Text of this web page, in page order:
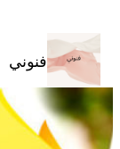
المحتوى
فنوني